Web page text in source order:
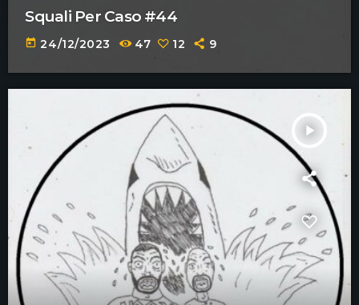
Squali Per Caso #44
today 24/12/2023 47 12 9
play_arrow